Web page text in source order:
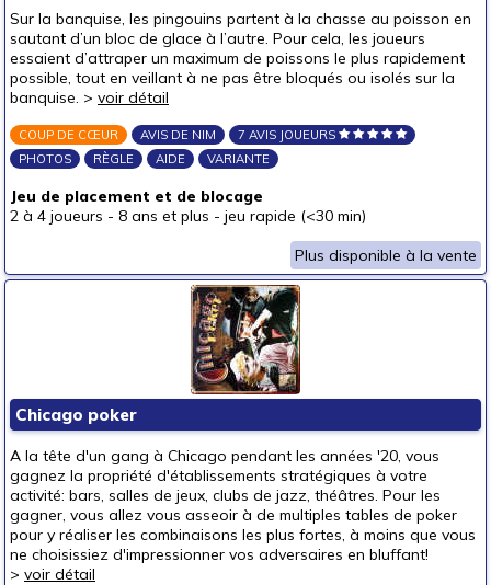
Puzzles & casse-têtes
Pour offrir à
un bébé (0-3 ans)
un p'tit bout (3-6 ans)
un junior (6-8 ans)
un jeune ado (8-12 ans)
un ado (12-16 ans)
(2)
Prix
Sur la banquise, les pingouins partent à la chasse au poisson en
sautant d’un bloc de glace à l’autre. Pour cela, les joueurs
essaient d’attraper un maximum de poissons le plus rapidement
possible, tout en veillant à ne pas être bloqués ou isolés sur la
banquise. > voir détail
COUP DE CŒUR AVIS DE NIM
7 AVIS JOUEURS
PHOTOS
RÈGLE AIDE VARIANTE
Jeu de placement et de blocage
2 à 4 joueurs - 8 ans et plus - jeu rapide (<30 min)
Plus disponible à la vente
Chicago poker
A la tête d'un gang à Chicago pendant les années '20, vous
gagnez la propriété d'établissements stratégiques à votre
activité: bars, salles de jeux, clubs de jazz, théâtres. Pour les
gagner, vous allez vous asseoir à de multiples tables de poker
pour y réaliser les combinaisons les plus fortes, à moins que vous
ne choisissiez d'impressionner vos adversaires en bluffant!
> voir détail